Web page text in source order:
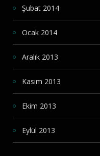
Şubat 2014
Ocak 2014
Aralık 2013
Kasım 2013
Ekim 2013
Eylül 2013